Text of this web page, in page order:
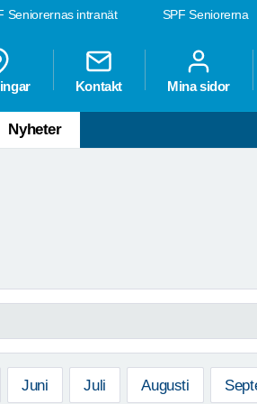
SPF Seniorerna
Seniorernas intranät
Kontakt Mina sidor
Nyheter
Juni Juli Augusti